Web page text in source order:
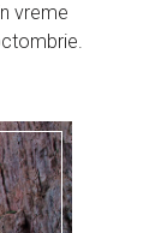
vreme